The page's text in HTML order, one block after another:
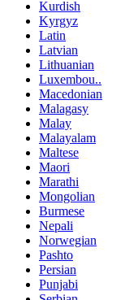
Kurdish
Kyrgyz
Latin
Latvian
Lithuanian
Luxembou..
Macedonian
Malagasy
Malay
Malayalam
Maltese
Maori
Marathi
Mongolian
Burmese
Nepali
Norwegian
Pashto
Persian
Punjabi